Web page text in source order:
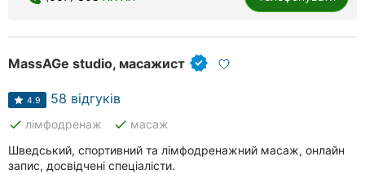
міста:
Житомир
Тернопіль
Хмельницький
MassAGe studio, масажист
4.9 58 відгуків
done лімфодренаж done масаж
Шведський, спортивний та лімфодренажний масаж, онлайн
запис, досвідчені спеціалісти.